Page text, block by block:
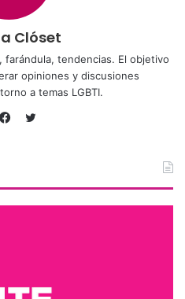
Clóset
tendencias. El objetivo
opiniones y discusiones
a temas LGBTI.